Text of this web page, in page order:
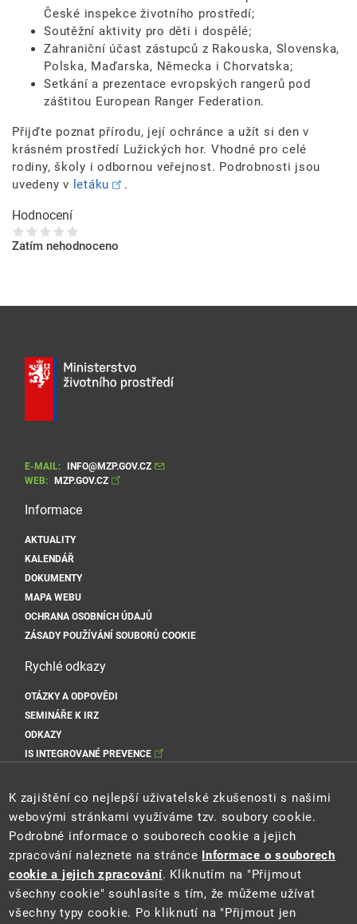
České inspekce životního prostředí;
Soutěžní aktivity pro děti i dospělé;
Zahraniční účast zástupců z Rakouska, Slovenska,
Polska, Maďarska, Německa i Chorvatska;
Setkání a prezentace evropských rangerů pod
záštitou European Ranger Federation.
Přijďte poznat přírodu, její ochránce a užít si den v
krásném prostředí Lužických hor. Vhodné pro celé
rodiny, školy i odbornou veřejnost. Podrobnosti jsou
uvedeny v letáku .
Hodnocení
Zatím nehodnoceno
E-MAIL:
INFO@MZP.GOV.CZ
WEB:
MZP.GOV.CZ
Informace
AKTUALITY
KALENDÁŘ
DOKUMENTY
MAPA WEBU
OCHRANA OSOBNÍCH ÚDAJŮ
ZÁSADY POUŽÍVÁNÍ SOUBORŮ COOKIE
Rychlé odkazy
OTÁZKY A ODPOVĚDI
SEMINÁŘE K IRZ
ODKAZY
IS INTEGROVANÉ PREVENCE
Sociální sítě Cenia
K zajištění co nejlepší uživatelské zkušenosti s našimi
webovými stránkami využíváme tzv. soubory cookie.
Podrobné informace o souborech cookie a jejich
zpracování naleznete na stránce Informace o souborech
cookie a jejich zpracování. Kliknutím na "Přijmout
všechny cookie" souhlasíte s tím, že můžeme užívat
všechny typy cookie. Po kliknutí na "Přijmout jen